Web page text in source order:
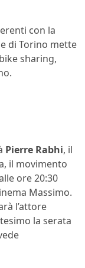
con la
di Torino mette
sharing,
Pierre Rabhi, il
il movimento
ore 20:30
Massimo.
l’attore
la serata